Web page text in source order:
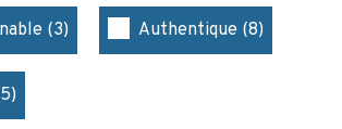
(3) Authentique (8)